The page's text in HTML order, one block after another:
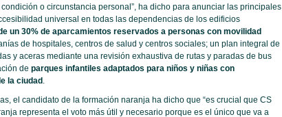
o circunstancia personal”, ha dicho para anunciar las principales
universal en todas las dependencias de los edificios
un 30% de aparcamientos reservados a personas con movilidad
de hospitales, centros de salud y centros sociales; un plan integral de
y aceras mediante una revisión exhaustiva de rutas y paradas de bus
de parques infantiles adaptados para niños y niñas con
la ciudad.
el candidato de la formación naranja ha dicho que “es crucial que CS
representa el voto más útil y necesario porque es el único que va a